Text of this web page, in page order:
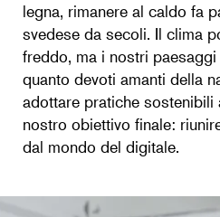
legna, rimanere al caldo fa
svedese da secoli. Il clima
freddo, ma i nostri
quanto devoti amanti della
adottare pratiche sostenibili
nostro obiettivo finale:
dal mondo del digitale.